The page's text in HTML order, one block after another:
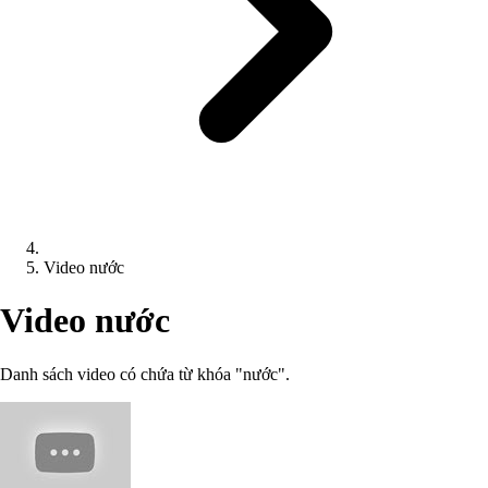
Video nước
Video nước
Danh sách video có chứa từ khóa "nước".